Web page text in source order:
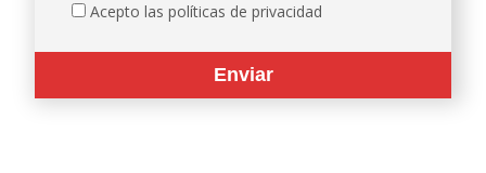
Acepto las políticas de privacidad